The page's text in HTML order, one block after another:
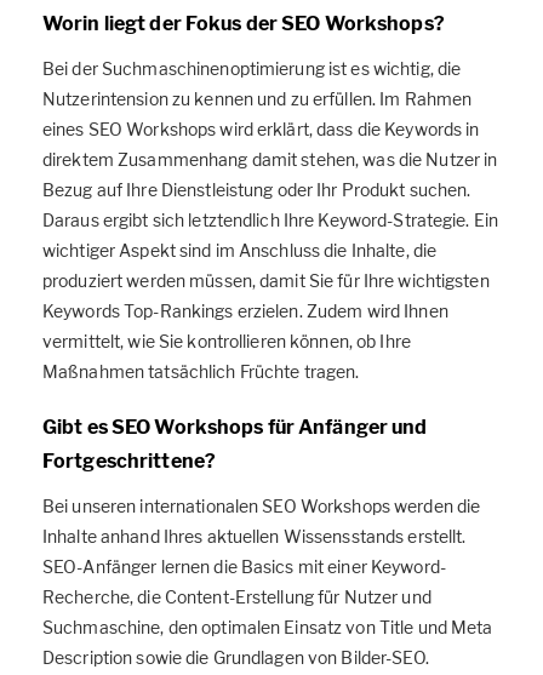
Worin liegt der Fokus der SEO Workshops?
Bei der Suchmaschinenoptimierung ist es wichtig, die
Nutzerintension zu kennen und zu erfüllen. Im Rahmen
eines SEO Workshops wird erklärt, dass die Keywords in
direktem Zusammenhang damit stehen, was die Nutzer in
Bezug auf Ihre Dienstleistung oder Ihr Produkt suchen.
Daraus ergibt sich letztendlich Ihre Keyword-Strategie. Ein
wichtiger Aspekt sind im Anschluss die Inhalte, die
produziert werden müssen, damit Sie für Ihre wichtigsten
Keywords Top-Rankings erzielen. Zudem wird Ihnen
vermittelt, wie Sie kontrollieren können, ob Ihre
Maßnahmen tatsächlich Früchte tragen.
Gibt es SEO Workshops für Anfänger und
Fortgeschrittene?
Bei unseren internationalen SEO Workshops werden die
Inhalte anhand Ihres aktuellen Wissensstands erstellt.
SEO-Anfänger lernen die Basics mit einer Keyword-
Recherche, die Content-Erstellung für Nutzer und
Suchmaschine, den optimalen Einsatz von Title und Meta
Description sowie die Grundlagen von Bilder-SEO.